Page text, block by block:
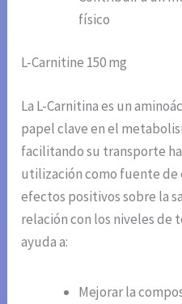
físico
L-Carnitine 150 mg
La L-Carnitina es un
papel clave en el
facilitando su transporte
utilización como fuente de
efectos positivos sobre la
relación con los niveles de
ayuda a:
Mejorar la